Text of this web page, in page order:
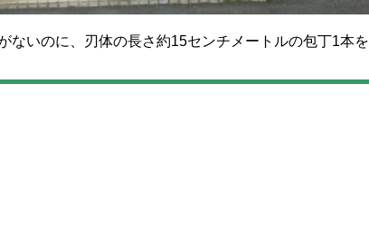
いのに、刃体の長さ約15センチメートルの包丁1本を